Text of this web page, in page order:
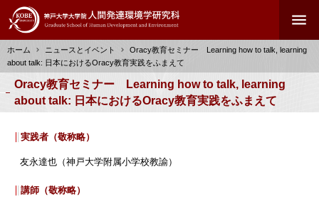
ン
コ
ン
menu
パ
ン
く
ホーム ニュースとイベント
Oracy教育セミナー Learning how to talk, learning
about talk: 日本におけるOracy教育実践をふまえて
Oracy教育セミナー Learning how to talk, learning
about talk: 日本におけるOracy教育実践をふまえて
実践者（敬称略）
友永達也（神戸大学附属小学校教諭）
講師（敬称略）